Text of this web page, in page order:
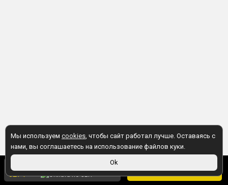
627 ₽ В корзину
Мы используем cookies, чтобы сайт работал лучше. Оставаясь с
нами, вы соглашаетесь на использование файлов куки.
Ok